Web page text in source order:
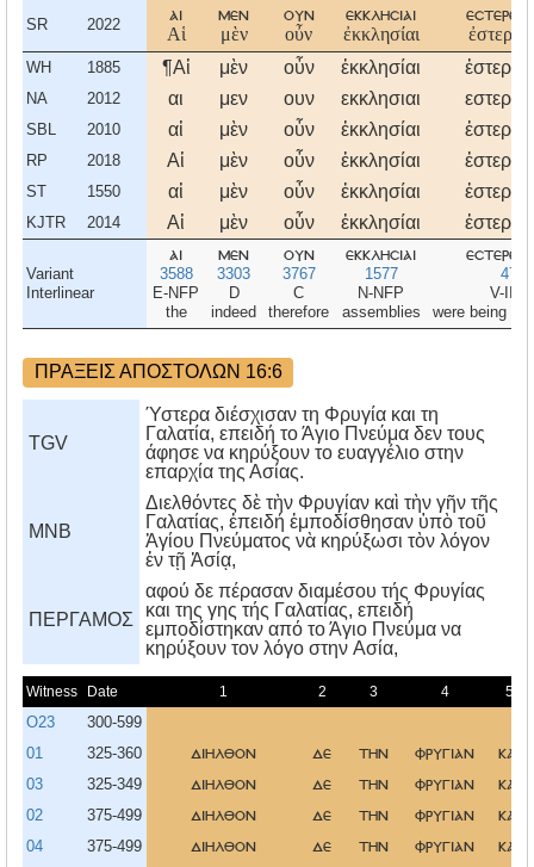
SR 2022
αι
Αἱ
μεν
μὲν
ουν
οὖν
εκκλησιαι
ἐκκλησίαι
WH 1885 ¶Αἱ μὲν οὖν ἐκκλησίαι
NA 2012 αι μεν ουν εκκλησιαι
SBL 2010 αἱ μὲν οὖν ἐκκλησίαι
RP 2018 Αἱ μὲν οὖν ἐκκλησίαι
ST 1550 αἱ μὲν οὖν ἐκκλησίαι
KJTR 2014 Αἱ μὲν οὖν ἐκκλησίαι
Variant
Interlinear
αι
3588
E-NFP
the
μεν
3303
D
indeed
ουν
3767
C
therefore
εκκλησιαι
1577
N-NFP
assemblies
4732
V-
were being
ΠΡΑΞΕΙΣ ΑΠΟΣΤΟΛΩΝ 16:6
TGV
Ύστερα διέσχισαν τη Φρυγία και τη
Γαλατία, επειδή το Άγιο Πνεύμα δεν τους
άφησε να κηρύξουν το ευαγγέλιο στην
επαρχία της Ασίας.
MNB
Διελθόντες δὲ τὴν Φρυγίαν καὶ τὴν γῆν τῆς
Γαλατίας, ἐπειδή ἐμποδίσθησαν ὑπὸ τοῦ
Ἁγίου Πνεύματος νὰ κηρύξωσι τὸν λόγον
ἐν τῇ Ἀσίᾳ,
ΠΕΡΓΑΜΟΣ
αφού δε πέρασαν διαμέσου τής Φρυγίας
και της γης τής Γαλατίας, επειδή
εμποδίστηκαν από το Άγιο Πνεύμα να
κηρύξουν τον λόγο στην Aσία,
Witness Date 1 2 3 4 5
O23
300-599
01
325-360 διηλθον δε την φρυγιαν και
03 325-349 διηλθον δε την φρυγιαν και
02 375-499 διηλθον δε την φρυγιαν και
04 375-499 διηλθον δε την φρυγιαν και